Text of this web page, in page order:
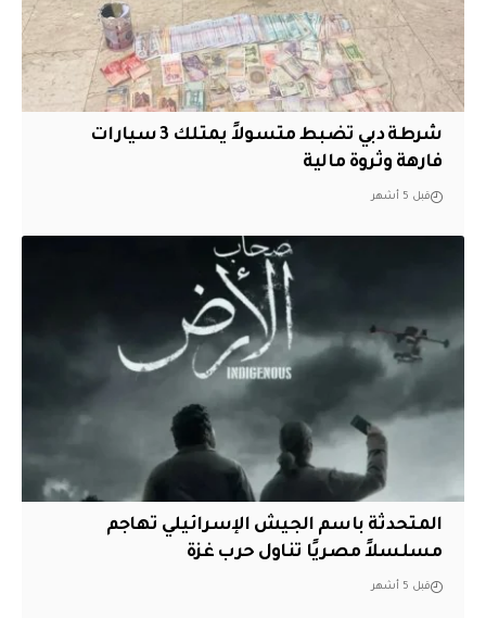
شرطة دبي تضبط متسولاً يمتلك 3 سيارات
فارهة وثروة مالية
قبل 5 أشهر
المتحدثة باسم الجيش الإسرائيلي تهاجم
مسلسلاً مصريًا تناول حرب غزة
قبل 5 أشهر